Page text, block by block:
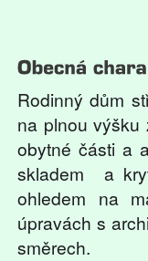
Rodinný dům
na plnou výšku
obytné části a
skladem a
ohledem na
úpravách s
směrech.